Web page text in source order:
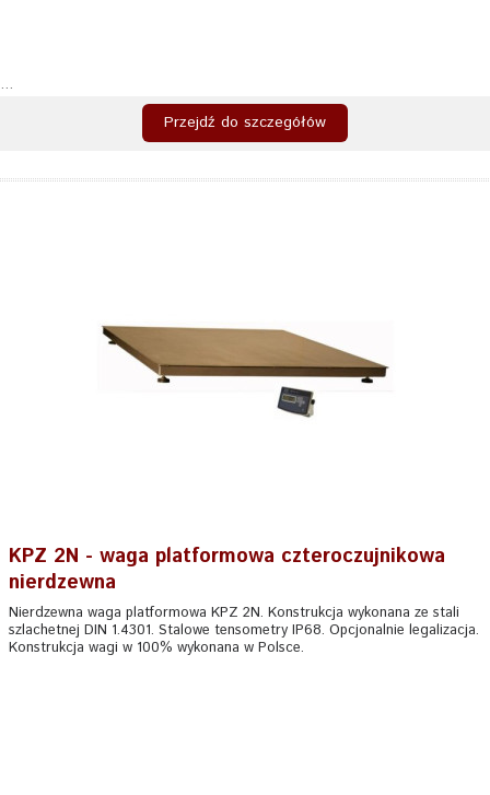
...
Przejdź do szczegółów
KPZ 2N - waga platformowa czteroczujnikowa
nierdzewna
Nierdzewna waga platformowa KPZ 2N. Konstrukcja wykonana ze stali
szlachetnej DIN 1.4301. Stalowe tensometry IP68. Opcjonalnie legalizacja.
Konstrukcja wagi w 100% wykonana w Polsce.